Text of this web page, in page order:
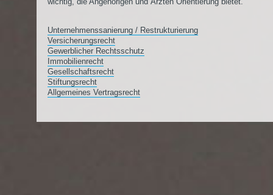
Unternehmenssanierung / Restrukturierung
Versicherungsrecht
Gewerblicher Rechtsschutz
Immobilienrecht
Gesellschaftsrecht
Stiftungsrecht
Allgemeines Vertragsrecht